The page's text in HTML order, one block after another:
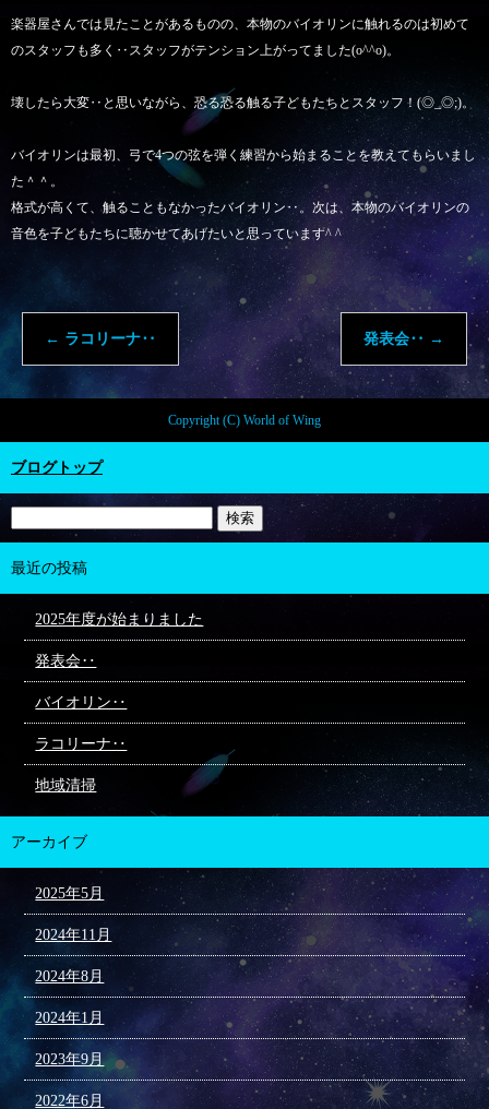
楽器屋さんでは見たことがあるものの、本物のバイオリンに触れるのは初めて
のスタッフも多く‥スタッフがテンション上がってました(o^^o)。
壊したら大変‥と思いながら、恐る恐る触る子どもたちとスタッフ！(◎_◎;)。
バイオリンは最初、弓で4つの弦を弾く練習から始まることを教えてもらいまし
た＾＾。
格式が高くて、触ることもなかったバイオリン‥。次は、本物のバイオリンの
音色を子どもたちに聴かせてあげたいと思っています^ ^
← ラコリーナ‥ 発表会‥ →
Copyright (C) World of Wing
ブログトップ
最近の投稿
2025年度が始まりました
発表会‥
バイオリン‥
ラコリーナ‥
地域清掃
アーカイブ
2025年5月
2024年11月
2024年8月
2024年1月
2023年9月
2022年6月